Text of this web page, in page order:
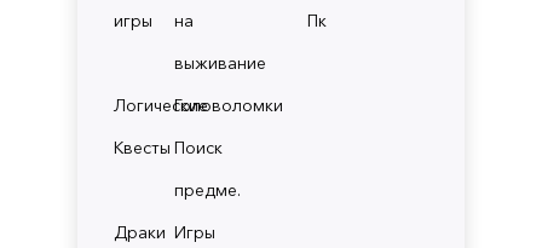
игры
на
выживание
ЛогическиеГоловоломки
Квесты Поиск
предме.
Драки Игры
Пк